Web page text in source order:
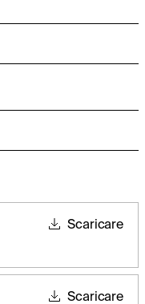
Scaricare
Scaricare